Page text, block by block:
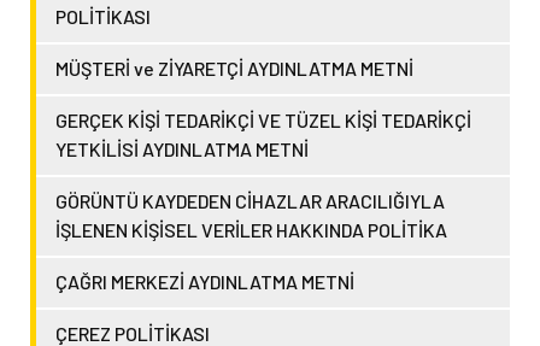
POLİTİKASI
MÜŞTERİ ve ZİYARETÇİ AYDINLATMA METNİ
GERÇEK KİŞİ TEDARİKÇİ VE TÜZEL KİŞİ TEDARİKÇİ
YETKİLİSİ AYDINLATMA METNİ
GÖRÜNTÜ KAYDEDEN CİHAZLAR ARACILIĞIYLA
İŞLENEN KİŞİSEL VERİLER HAKKINDA POLİTİKA
ÇAĞRI MERKEZİ AYDINLATMA METNİ
ÇEREZ POLİTİKASI